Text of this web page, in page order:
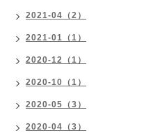
2021-04（2）
2021-01（1）
2020-12（1）
2020-10（1）
2020-05（3）
2020-04（3）